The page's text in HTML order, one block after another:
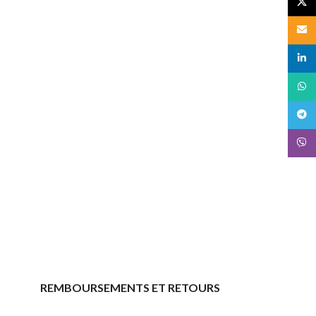
REMBOURSEMENTS ET RETOURS
Email
Viber